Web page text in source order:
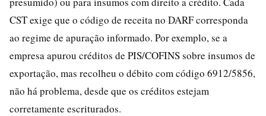
CST exige que o código de receita no DARF corresponda
ao regime de apuração informado. Por exemplo, se a
empresa apurou créditos de PIS/COFINS sobre insumos de
exportação, mas recolheu o débito com código 6912/5856,
não há problema, desde que os créditos estejam
corretamente escriturados.